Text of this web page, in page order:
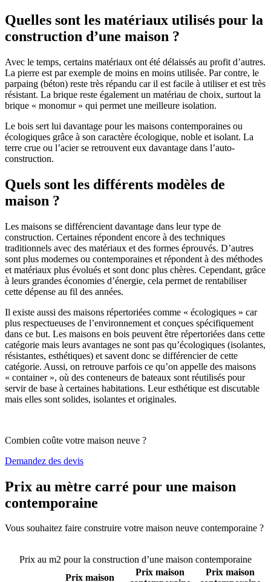
Quelles sont les matériaux utilisés pour la
construction d’une maison ?
Avec le temps, certains matériaux ont été délaissés au profit d’autres.
La pierre est par exemple de moins en moins utilisée. Par contre, le
parpaing (béton) reste très répandu car il est facile à utiliser et est très
résistant. La brique reste également un matériau de choix, surtout la
brique « monomur » qui permet une meilleure isolation.
Le bois sert lui davantage pour les maisons contemporaines ou
écologiques grâce à son caractère écologique, noble et isolant. La
terre crue ou l’acier se retrouvent eux davantage dans l’auto-
construction.
Quels sont les différents modèles de
maison ?
Les maisons se différencient davantage dans leur type de
construction. Certaines répondent encore à des techniques
traditionnels avec des matériaux et des formes éprouvés. D’autres
sont plus modernes ou contemporaines et répondent à des méthodes
et matériaux plus évolués et sont donc plus chères. Cependant, grâce
à leurs grandes économies d’énergie, cela permet de rentabiliser
cette dépense au fil des années.
Il existe aussi des maisons répertoriées comme « écologiques » car
plus respectueuses de l’environnement et conçues spécifiquement
dans ce but. Les maisons en bois peuvent être répertoriées dans cette
catégorie mais leurs avantages ne sont pas qu’écologiques (isolantes,
résistantes, esthétiques) et savent donc se différencier de cette
catégorie. Aussi, on retrouve parfois ce qu’on appelle des maisons
« container », où des conteneurs de bateaux sont réutilisés pour
servir de base à certaines habitations. Leur esthétique est discutable
mais elles sont solides, isolantes et originales.
Combien coûte votre maison neuve ?
Demandez des devis
Prix au mètre carré pour une maison
contemporaine
Vous souhaitez faire construire votre maison neuve contemporaine ?
Prix au m2 pour la construction d’une maison contemporaine
Prix maison
Prix maison
Prix maison